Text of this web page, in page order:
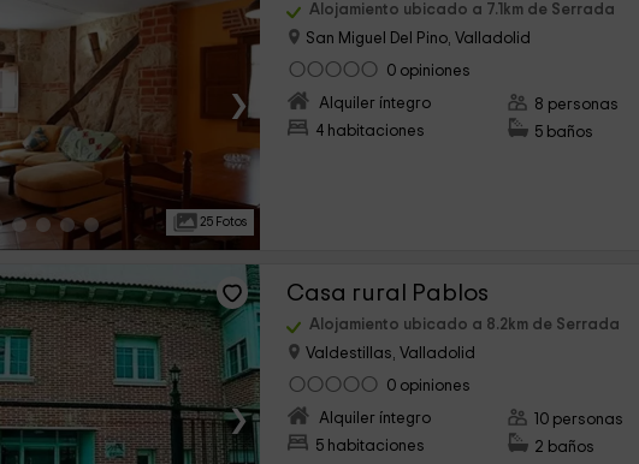
›
25 Fotos
Alojamiento ubicado a 7.1km de Serrada
San Miguel Del Pino, Valladolid
0 opiniones
Alquiler íntegro
4 habitaciones
8 personas
5 baños
›
Casa rural Pablos
Alojamiento ubicado a 8.2km de Serrada
Valdestillas, Valladolid
0 opiniones
Alquiler íntegro
5 habitaciones
10 personas
2 baños